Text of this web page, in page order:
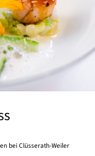
bei Clüsserath-Weiler